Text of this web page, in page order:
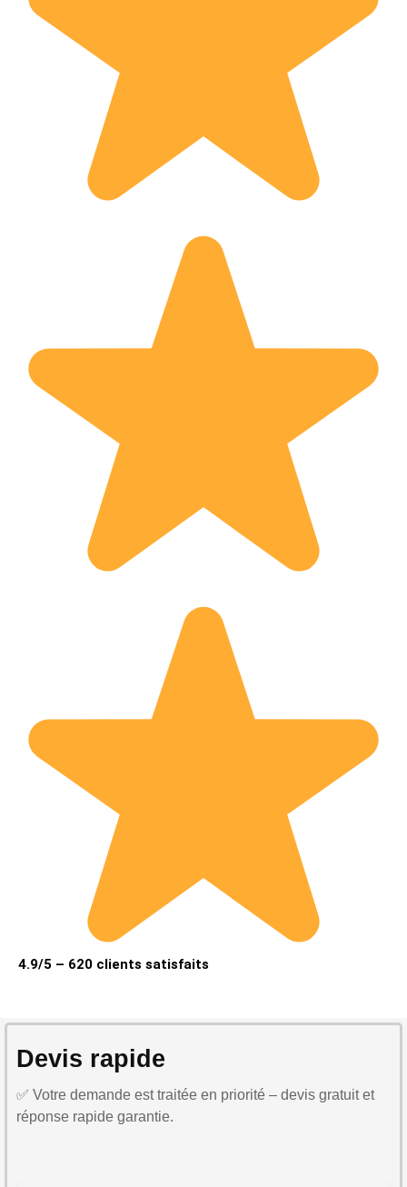
4.9/5 – 620 clients satisfaits
Devis rapide
✅ Votre demande est traitée en priorité – devis gratuit et
réponse rapide garantie.